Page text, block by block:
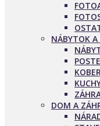
NÁBYTOK A
DOM A